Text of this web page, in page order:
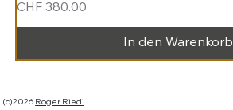
Preis
CHF 380.00
In den Warenkorb
(c)2026 Roger Riedi